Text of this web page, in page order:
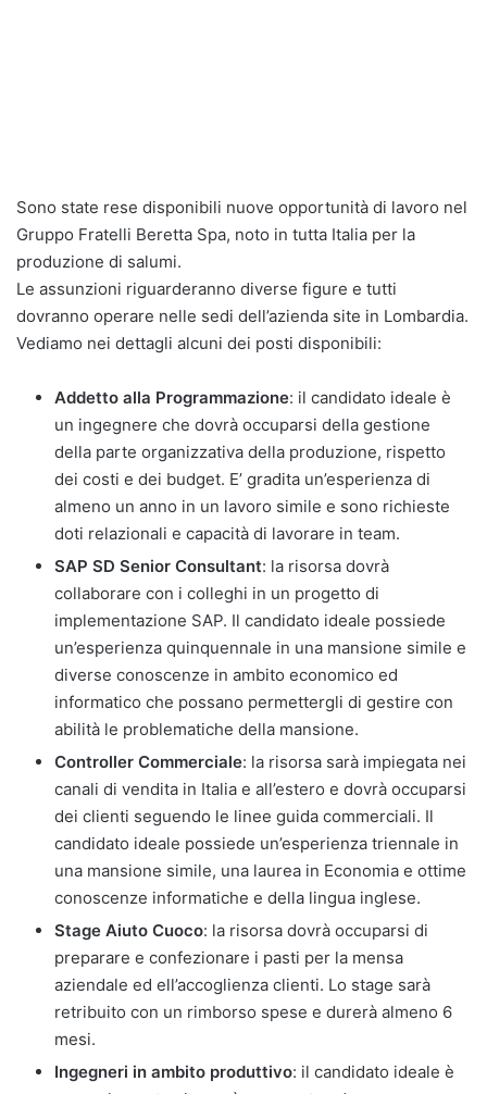
Sono state rese disponibili nuove opportunità di lavoro nel
Gruppo Fratelli Beretta Spa, noto in tutta Italia per la
produzione di salumi.
Le assunzioni riguarderanno diverse figure e tutti
dovranno operare nelle sedi dell’azienda site in Lombardia.
Vediamo nei dettagli alcuni dei posti disponibili:
Addetto alla Programmazione: il candidato ideale è
un ingegnere che dovrà occuparsi della gestione
della parte organizzativa della produzione, rispetto
dei costi e dei budget. E’ gradita un’esperienza di
almeno un anno in un lavoro simile e sono richieste
doti relazionali e capacità di lavorare in team.
SAP SD Senior Consultant: la risorsa dovrà
collaborare con i colleghi in un progetto di
implementazione SAP. Il candidato ideale possiede
un’esperienza quinquennale in una mansione simile e
diverse conoscenze in ambito economico ed
informatico che possano permettergli di gestire con
abilità le problematiche della mansione.
Controller Commerciale: la risorsa sarà impiegata nei
canali di vendita in Italia e all’estero e dovrà occuparsi
dei clienti seguendo le linee guida commerciali. Il
candidato ideale possiede un’esperienza triennale in
una mansione simile, una laurea in Economia e ottime
conoscenze informatiche e della lingua inglese.
Stage Aiuto Cuoco: la risorsa dovrà occuparsi di
preparare e confezionare i pasti per la mensa
aziendale ed ell’accoglienza clienti. Lo stage sarà
retribuito con un rimborso spese e durerà almeno 6
mesi.
Ingegneri in ambito produttivo: il candidato ideale è